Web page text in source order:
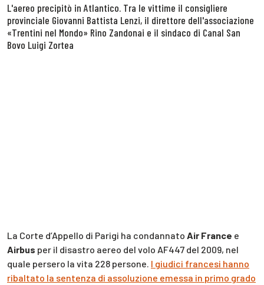
L'aereo precipitò in Atlantico. Tra le vittime il consigliere
provinciale Giovanni Battista Lenzi, il direttore dell'associazione
«Trentini nel Mondo» Rino Zandonai e il sindaco di Canal San
Bovo Luigi Zortea
La Corte d’Appello di Parigi ha condannato Air France e
Airbus per il disastro aereo del volo AF447 del 2009, nel
quale persero la vita 228 persone. I giudici francesi hanno
ribaltato la sentenza di assoluzione emessa in primo grado